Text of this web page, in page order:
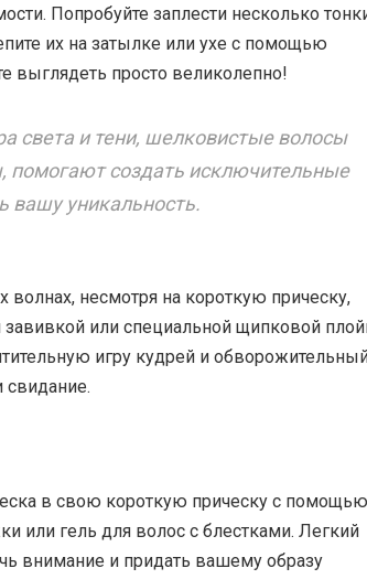
Попробуйте заплести несколько
их на затылке или ухе с помощью
выглядеть просто великолепно!
света и тени, шелковистые волосы
помогают создать исключительные
вашу уникальность.
несмотря на короткую прическу,
завивкой или специальной щипковой
игру кудрей и
свидание.
в свою короткую прическу с помощью
или гель для волос с блестками. Легкий
внимание и придать вашему образу